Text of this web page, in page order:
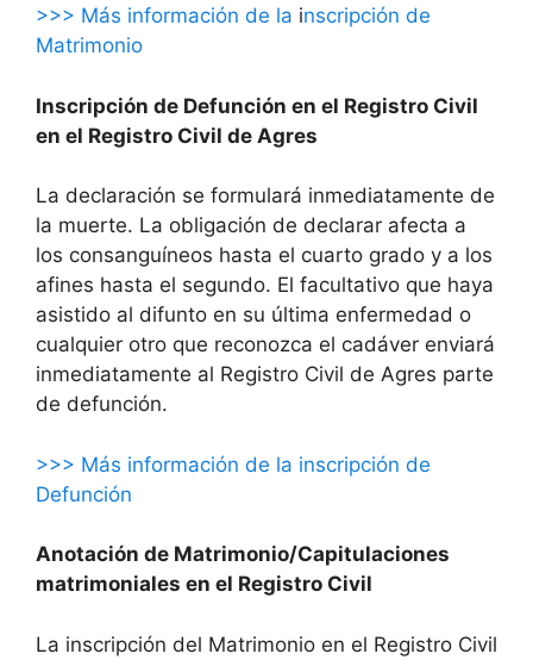
>>> Más información de la inscripción de
Matrimonio
Inscripción de Defunción en el Registro Civil
en el Registro Civil de Agres
La declaración se formulará inmediatamente de
la muerte. La obligación de declarar afecta a
los consanguíneos hasta el cuarto grado y a los
afines hasta el segundo. El facultativo que haya
asistido al difunto en su última enfermedad o
cualquier otro que reconozca el cadáver enviará
inmediatamente al Registro Civil de Agres parte
de defunción.
>>> Más información de la inscripción de
Defunción
Anotación de Matrimonio/Capitulaciones
matrimoniales en el Registro Civil
La inscripción del Matrimonio en el Registro Civil